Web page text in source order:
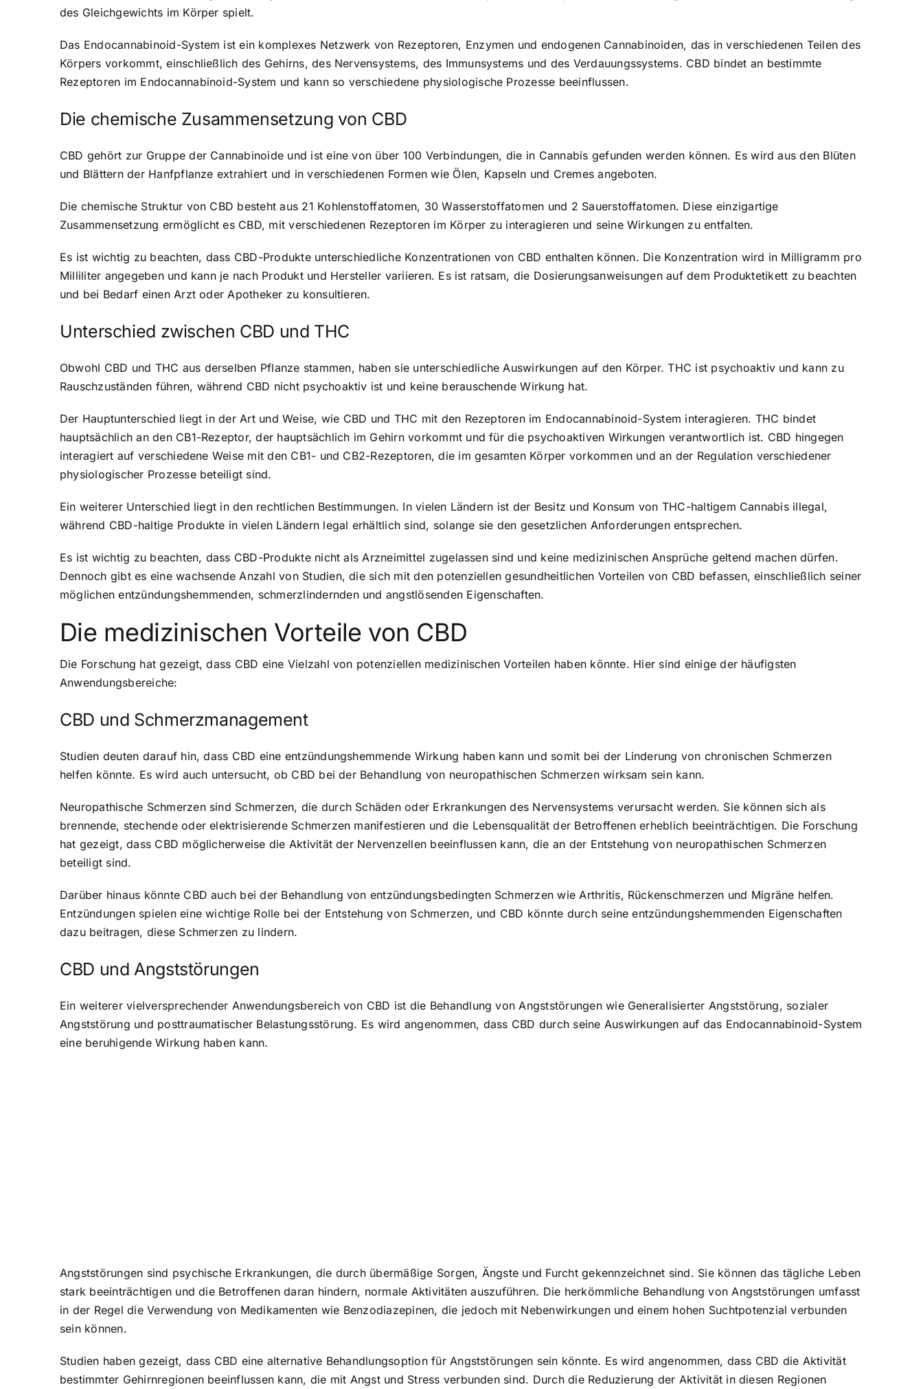
des Gleichgewichts im Körper spielt.
Das Endocannabinoid-System ist ein komplexes Netzwerk von Rezeptoren, Enzymen und endogenen Cannabinoiden, das in verschiedenen Teilen des
Körpers vorkommt, einschließlich des Gehirns, des Nervensystems, des Immunsystems und des Verdauungssystems. CBD bindet an bestimmte
Rezeptoren im Endocannabinoid-System und kann so verschiedene physiologische Prozesse beeinflussen.
Die chemische Zusammensetzung von CBD
CBD gehört zur Gruppe der Cannabinoide und ist eine von über 100 Verbindungen, die in Cannabis gefunden werden können. Es wird aus den Blüten
und Blättern der Hanfpflanze extrahiert und in verschiedenen Formen wie Ölen, Kapseln und Cremes angeboten.
Die chemische Struktur von CBD besteht aus 21 Kohlenstoffatomen, 30 Wasserstoffatomen und 2 Sauerstoffatomen. Diese einzigartige
Zusammensetzung ermöglicht es CBD, mit verschiedenen Rezeptoren im Körper zu interagieren und seine Wirkungen zu entfalten.
Es ist wichtig zu beachten, dass CBD-Produkte unterschiedliche Konzentrationen von CBD enthalten können. Die Konzentration wird in Milligramm pro
Milliliter angegeben und kann je nach Produkt und Hersteller variieren. Es ist ratsam, die Dosierungsanweisungen auf dem Produktetikett zu beachten
und bei Bedarf einen Arzt oder Apotheker zu konsultieren.
Unterschied zwischen CBD und THC
Obwohl CBD und THC aus derselben Pflanze stammen, haben sie unterschiedliche Auswirkungen auf den Körper. THC ist psychoaktiv und kann zu
Rauschzuständen führen, während CBD nicht psychoaktiv ist und keine berauschende Wirkung hat.
Der Hauptunterschied liegt in der Art und Weise, wie CBD und THC mit den Rezeptoren im Endocannabinoid-System interagieren. THC bindet
hauptsächlich an den CB1-Rezeptor, der hauptsächlich im Gehirn vorkommt und für die psychoaktiven Wirkungen verantwortlich ist. CBD hingegen
interagiert auf verschiedene Weise mit den CB1- und CB2-Rezeptoren, die im gesamten Körper vorkommen und an der Regulation verschiedener
physiologischer Prozesse beteiligt sind.
Ein weiterer Unterschied liegt in den rechtlichen Bestimmungen. In vielen Ländern ist der Besitz und Konsum von THC-haltigem Cannabis illegal,
während CBD-haltige Produkte in vielen Ländern legal erhältlich sind, solange sie den gesetzlichen Anforderungen entsprechen.
Es ist wichtig zu beachten, dass CBD-Produkte nicht als Arzneimittel zugelassen sind und keine medizinischen Ansprüche geltend machen dürfen.
Dennoch gibt es eine wachsende Anzahl von Studien, die sich mit den potenziellen gesundheitlichen Vorteilen von CBD befassen, einschließlich seiner
möglichen entzündungshemmenden, schmerzlindernden und angstlösenden Eigenschaften.
Die medizinischen Vorteile von CBD
Die Forschung hat gezeigt, dass CBD eine Vielzahl von potenziellen medizinischen Vorteilen haben könnte. Hier sind einige der häufigsten
Anwendungsbereiche:
CBD und Schmerzmanagement
Studien deuten darauf hin, dass CBD eine entzündungshemmende Wirkung haben kann und somit bei der Linderung von chronischen Schmerzen
helfen könnte. Es wird auch untersucht, ob CBD bei der Behandlung von neuropathischen Schmerzen wirksam sein kann.
Neuropathische Schmerzen sind Schmerzen, die durch Schäden oder Erkrankungen des Nervensystems verursacht werden. Sie können sich als
brennende, stechende oder elektrisierende Schmerzen manifestieren und die Lebensqualität der Betroffenen erheblich beeinträchtigen. Die Forschung
hat gezeigt, dass CBD möglicherweise die Aktivität der Nervenzellen beeinflussen kann, die an der Entstehung von neuropathischen Schmerzen
beteiligt sind.
Darüber hinaus könnte CBD auch bei der Behandlung von entzündungsbedingten Schmerzen wie Arthritis, Rückenschmerzen und Migräne helfen.
Entzündungen spielen eine wichtige Rolle bei der Entstehung von Schmerzen, und CBD könnte durch seine entzündungshemmenden Eigenschaften
dazu beitragen, diese Schmerzen zu lindern.
CBD und Angststörungen
Ein weiterer vielversprechender Anwendungsbereich von CBD ist die Behandlung von Angststörungen wie Generalisierter Angststörung, sozialer
Angststörung und posttraumatischer Belastungsstörung. Es wird angenommen, dass CBD durch seine Auswirkungen auf das Endocannabinoid-System
eine beruhigende Wirkung haben kann.
Angststörungen sind psychische Erkrankungen, die durch übermäßige Sorgen, Ängste und Furcht gekennzeichnet sind. Sie können das tägliche Leben
stark beeinträchtigen und die Betroffenen daran hindern, normale Aktivitäten auszuführen. Die herkömmliche Behandlung von Angststörungen umfasst
in der Regel die Verwendung von Medikamenten wie Benzodiazepinen, die jedoch mit Nebenwirkungen und einem hohen Suchtpotenzial verbunden
sein können.
Studien haben gezeigt, dass CBD eine alternative Behandlungsoption für Angststörungen sein könnte. Es wird angenommen, dass CBD die Aktivität
bestimmter Gehirnregionen beeinflussen kann, die mit Angst und Stress verbunden sind. Durch die Reduzierung der Aktivität in diesen Regionen